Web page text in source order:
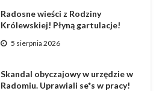
Radosne wieści z Rodziny
Królewskiej! Płyną gartulacje!
5 sierpnia 2026
Skandal obyczajowy w urzędzie w
Radomiu. Uprawiali se*s w pracy!